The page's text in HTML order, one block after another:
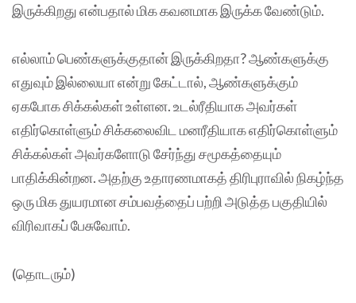
இருக்கிறது என்பதால் மிக கவனமாக இருக்க வேண்டும்.
எல்லாம் பெண்களுக்குதான் இருக்கிறதா? ஆண்களுக்கு
எதுவும் இல்லையா என்று கேட்டால், ஆண்களுக்கும்
ஏகபோக சிக்கல்கள் உள்ளன. உடல்ரீதியாக அவர்கள்
எதிர்கொள்ளும் சிக்கலைவிட மனரீதியாக எதிர்கொள்ளும்
சிக்கல்கள் அவர்களோடு சேர்ந்து சமூகத்தையும்
பாதிக்கின்றன. அதற்கு உதாரணமாகத் திரிபுராவில் நிகழ்ந்த
ஒரு மிக துயரமான சம்பவத்தைப் பற்றி அடுத்த பகுதியில்
விரிவாகப் பேசுவோம்.
(தொடரும்)